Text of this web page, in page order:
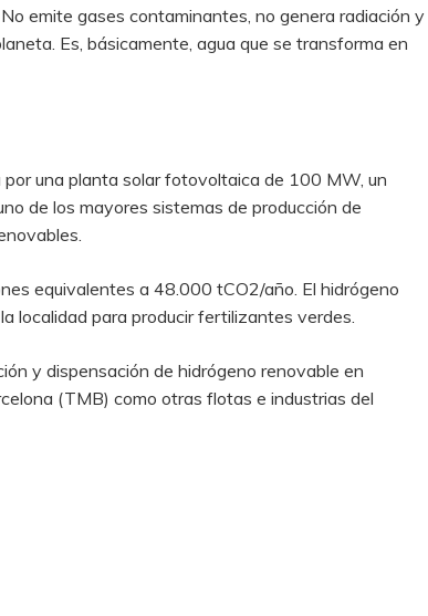
emite gases contaminantes, no genera radiación y
Es, básicamente, agua que se transforma en
una planta solar fotovoltaica de 100 MW, un
de los mayores sistemas de producción de
equivalentes a 48.000 tCO2/año. El hidrógeno
localidad para producir fertilizantes verdes.
y dispensación de hidrógeno renovable en
(TMB) como otras flotas e industrias del